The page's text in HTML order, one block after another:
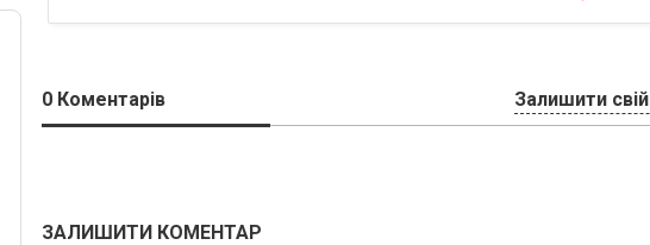
0 Коментарів Залишити
ЗАЛИШИТИ КОМЕНТАР